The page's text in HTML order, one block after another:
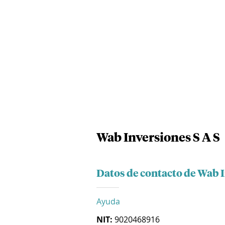
Wab Inversiones S A S
Datos de contacto de Wab
Ayuda
NIT: 9020468916